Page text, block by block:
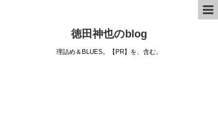
徳田神也のblog
理詰め＆BLUES。【PR】を、含む。